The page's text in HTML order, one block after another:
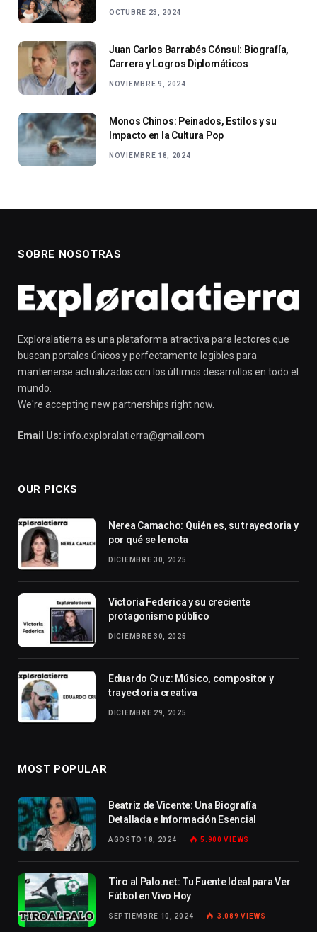
OCTUBRE 23, 2024
Juan Carlos Barrabés Cónsul: Biografía,
Carrera y Logros Diplomáticos
NOVIEMBRE 9, 2024
Monos Chinos: Peinados, Estilos y su
Impacto en la Cultura Pop
NOVIEMBRE 18, 2024
SOBRE NOSOTRAS
Exploralatierra es una plataforma atractiva para lectores que
buscan portales únicos y perfectamente legibles para
mantenerse actualizados con los últimos desarrollos en todo el
mundo.
We're accepting new partnerships right now.
Email Us: info.exploralatierra@gmail.com
OUR PICKS
Nerea Camacho: Quién es, su trayectoria y
por qué se le nota
DICIEMBRE 30, 2025
Victoria Federica y su creciente
protagonismo público
DICIEMBRE 30, 2025
Eduardo Cruz: Músico, compositor y
trayectoria creativa
DICIEMBRE 29, 2025
MOST POPULAR
Beatriz de Vicente: Una Biografía
Detallada e Información Esencial
AGOSTO 18, 2024 5.900VIEWS
Tiro al Palo.net: Tu Fuente Ideal para Ver
Fútbol en Vivo Hoy
SEPTIEMBRE 10, 2024 3.089VIEWS